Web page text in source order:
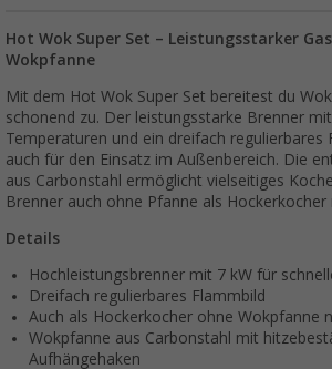
Hot Wok Super Set – Leistungsstarker
Wokpfanne
Mit dem Hot Wok Super Set bereitest du
schonend zu. Der leistungsstarke Brenner
Temperaturen und ein dreifach regulierbares
auch für den Einsatz im Außenbereich. Die
aus Carbonstahl ermöglicht vielseitiges
Brenner auch ohne Pfanne als Hockerkocher
Details
Hochleistungsbrenner mit 7 kW für
Dreifach regulierbares Flammbild
Auch als Hockerkocher ohne Wokpfanne
Wokpfanne aus Carbonstahl mit
Aufhängehaken